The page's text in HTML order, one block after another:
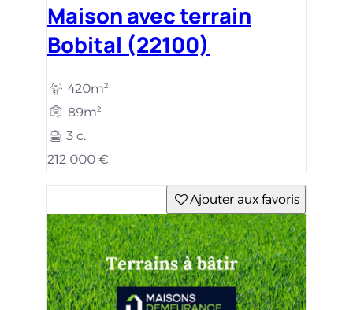
Maison avec terrain
Bobital (22100)
420m²
89m²
3 c.
212 000 €
Ajouter aux favoris